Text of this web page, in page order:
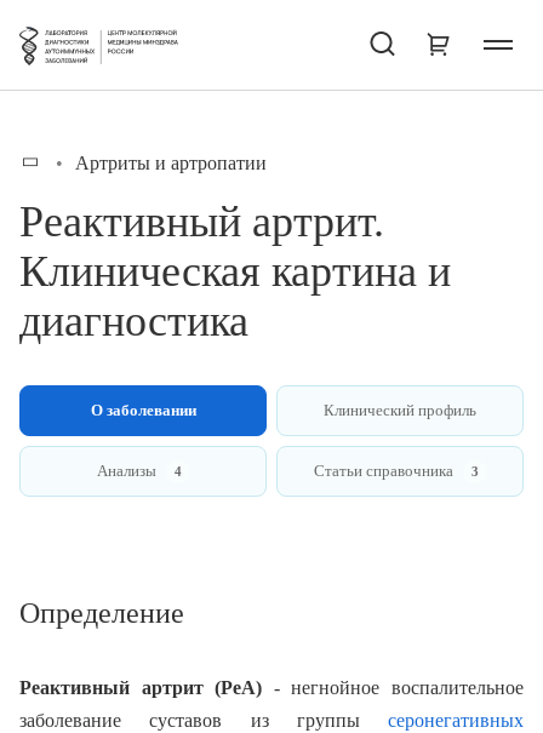
Артриты и артропатии
Реактивный артрит.
Клиническая картина и
диагностика
О заболевании Клинический профиль
Анализы 4 Статьи справочника 3
Определение
Реактивный артрит (РеА) - негнойное воспалительное
заболевание суставов из группы серонегативных